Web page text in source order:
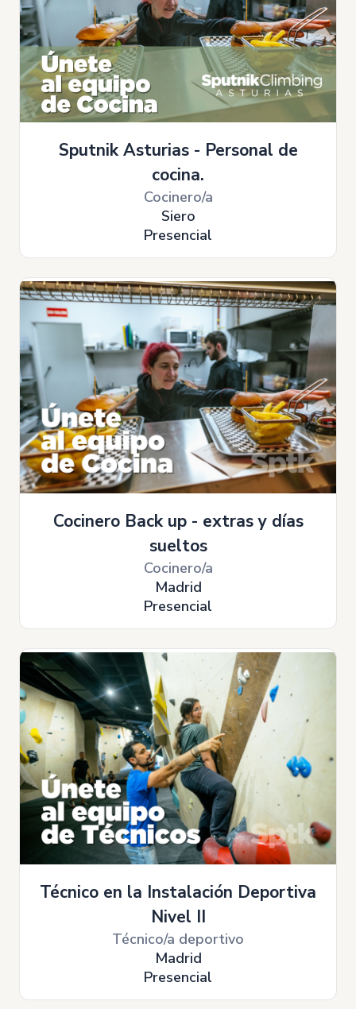
Sputnik Asturias - Personal de
cocina.
Cocinero/a
Siero
Presencial
Cocinero Back up - extras y días
sueltos
Cocinero/a
Madrid
Presencial
Técnico en la Instalación Deportiva
Nivel II
Técnico/a deportivo
Madrid
Presencial